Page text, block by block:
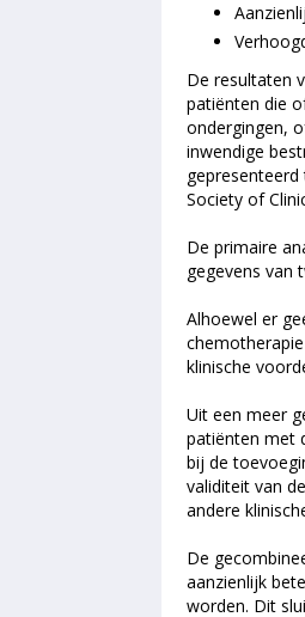
De resultaten
patiënten die
ondergingen,
inwendige
Society of
De primaire
gegevens van
Alhoewel er
klinische
Uit een meer
patiënten met
bij de
validiteit van
andere
De
aanzienlijk
worden. Dit